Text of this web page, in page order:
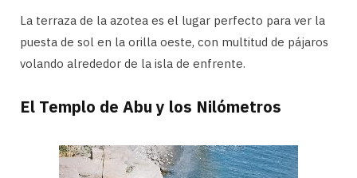
La terraza de la azotea es el lugar perfecto para ver la
puesta de sol en la orilla oeste, con multitud de pájaros
volando alrededor de la isla de enfrente.
El Templo de Abu y los Nilómetros